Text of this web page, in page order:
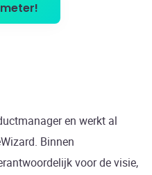
en werkt al
Binnen
voor de visie,